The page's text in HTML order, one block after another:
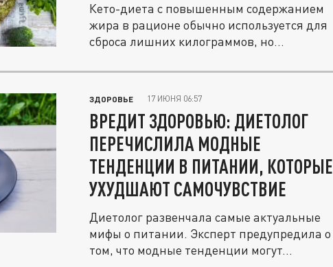
Кето-диета с повышенным содержанием
жира в рационе обычно используется для
сброса лишних килограммов, но...
ЗДОРОВЬЕ 17 ИЮНЯ 06:57
ВРЕДИТ ЗДОРОВЬЮ: ДИЕТОЛОГ
ПЕРЕЧИСЛИЛА МОДНЫЕ
ТЕНДЕНЦИИ В ПИТАНИИ, КОТОРЫЕ
УХУДШАЮТ САМОЧУВСТВИЕ
Диетолог развенчала самые актуальные
мифы о питании. Эксперт предупредила о
том, что модные тенденции могут...